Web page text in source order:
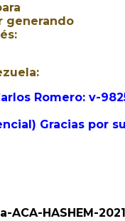
generando
Romero: v-
Gracias por
HASHEM-